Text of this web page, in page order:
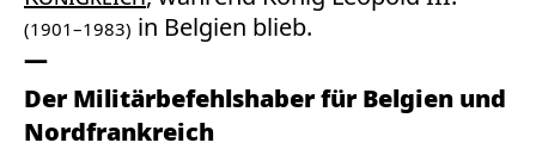
(1901–1983) in Belgien blieb.
Der Militärbefehlshaber für Belgien und
Nordfrankreich